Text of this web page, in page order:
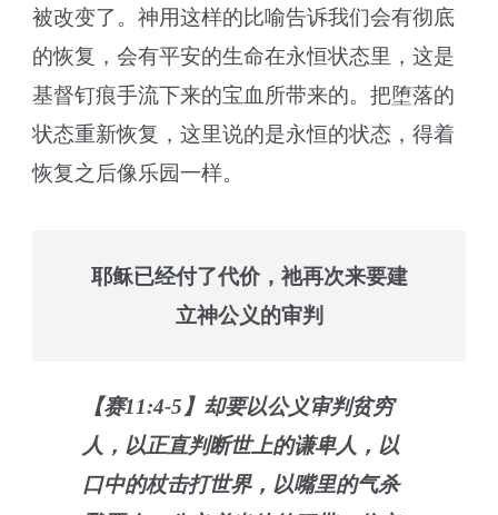
被改变了。神用这样的比喻告诉我们会有彻底
的恢复，会有平安的生命在永恒状态里，这是
基督钉痕手流下来的宝血所带来的。把堕落的
状态重新恢复，这里说的是永恒的状态，得着
恢复之后像乐园一样。
耶稣已经付了代价，祂再次来要建
立神公义的审判
【赛11:4-5】却要以公义审判贫穷
人，以正直判断世上的谦卑人，以
口中的杖击打世界，以嘴里的气杀